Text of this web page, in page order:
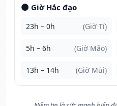
🌑 Giờ Hắc đạo
23h – 0h (Giờ Tí)
5h – 6h (Giờ Mão)
13h – 14h (Giờ Mùi)